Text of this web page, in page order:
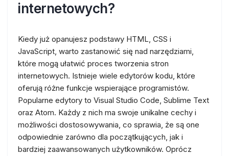
internetowych?
Kiedy już opanujesz podstawy HTML, CSS i
JavaScript, warto zastanowić się nad narzędziami,
które mogą ułatwić proces tworzenia stron
internetowych. Istnieje wiele edytorów kodu, które
oferują różne funkcje wspierające programistów.
Popularne edytory to Visual Studio Code, Sublime Text
oraz Atom. Każdy z nich ma swoje unikalne cechy i
możliwości dostosowywania, co sprawia, że są one
odpowiednie zarówno dla początkujących, jak i
bardziej zaawansowanych użytkowników. Oprócz